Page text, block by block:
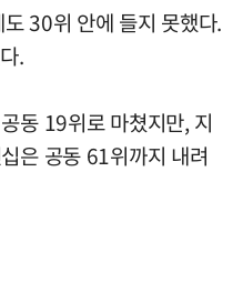
30위 안에 들지 못했다.
.
동 19위로 마쳤지만, 지
은 공동 61위까지 내려